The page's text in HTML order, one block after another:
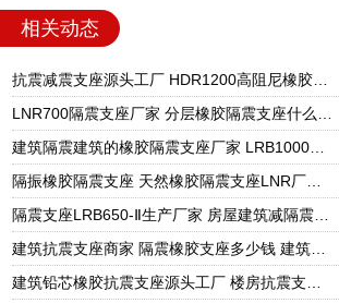
建筑摩擦摆支座 建筑摩擦摆减隔震支座
相关动态
建筑隔震建筑的橡胶隔震支座厂家 LRB1000铅芯隔震支座 HDR400橡胶隔震支座生产厂家